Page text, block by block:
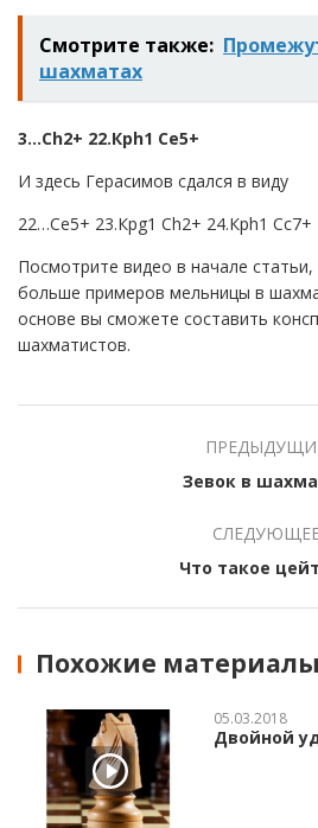
Смотрите также:
шахматах
3…Сh2+ 22.Крh1 Сe5+
И здесь Герасимов сдался в виду
22…Сe5+ 23.Крg1 Сh2+ 24.Крh1 Сc7+
Посмотрите видео в начале
больше примеров мельницы в
основе вы сможете составить
шахматистов.
Зевок в
Что такое
Похожие материалы
05.03.2018
Двойной